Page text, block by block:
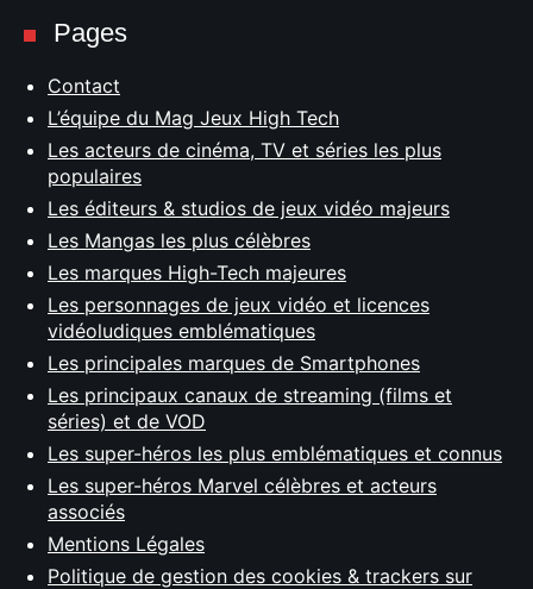
Pages
Contact
L’équipe du Mag Jeux High Tech
Les acteurs de cinéma, TV et séries les plus
populaires
Les éditeurs & studios de jeux vidéo majeurs
Les Mangas les plus célèbres
Les marques High-Tech majeures
Les personnages de jeux vidéo et licences
vidéoludiques emblématiques
Les principales marques de Smartphones
Les principaux canaux de streaming (films et
séries) et de VOD
Les super-héros les plus emblématiques et connus
Les super-héros Marvel célèbres et acteurs
associés
Mentions Légales
Politique de gestion des cookies & trackers sur